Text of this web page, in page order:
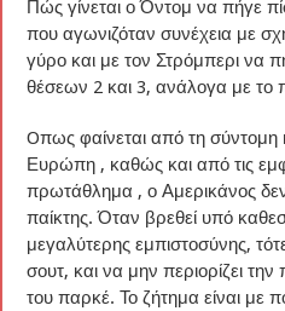
Πώς γίνεται ο Όντομ να πήγε
που αγωνιζόταν συνέχεια με
γύρο και με τον Στρόμπερι να
θέσεων 2 και 3, ανάλογα με το
Oπως φαίνεται από τη
Ευρώπη , καθώς και από τις
πρωτάθλημα , ο Αμερικάνος δεν
παίκτης. Όταν βρεθεί υπό
μεγαλύτερης εμπιστοσύνης,
σουτ, και να μην περιορίζει
του παρκέ. Το ζήτημα είναι με